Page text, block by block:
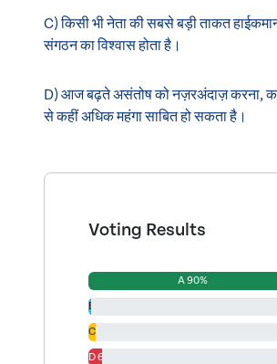
C) किसी भी नेता की सबसे बड़ी ताकत
संगठन का विश्वास होता है।
D) आज बढ़ते असंतोष को नज़रअंदाज़ करना,
से कहीं अधिक महंगा साबित हो सकता है।
Voting Results
A 90%
B 1%
C 3%
D 6%